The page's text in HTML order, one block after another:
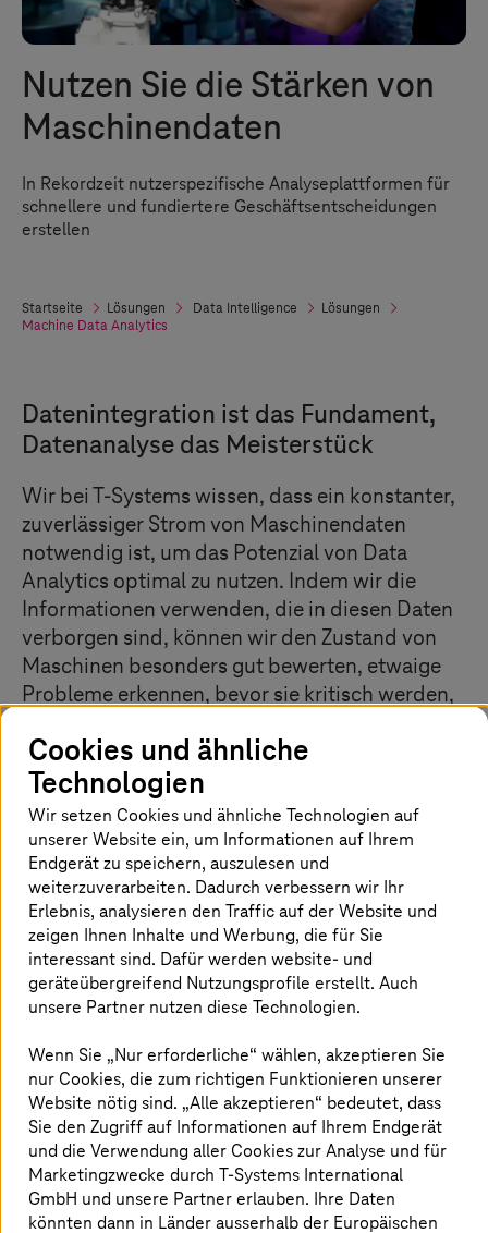
Nutzen Sie die Stärken von
Maschinendaten
In Rekordzeit nutzerspezifische Analyseplattformen für
schnellere und fundiertere Geschäftsentscheidungen
erstellen
Startseite Lösungen Data Intelligence
Lösungen
Machine Data Analytics
Datenintegration ist das Fundament,
Datenanalyse das Meisterstück
Wir bei T-Systems wissen, dass ein konstanter,
zuverlässiger Strom von Maschinendaten
notwendig ist, um das Potenzial von Data
Analytics optimal zu nutzen. Indem wir die
Informationen verwenden, die in diesen Daten
verborgen sind, können wir den Zustand von
Maschinen besonders gut bewerten, etwaige
Probleme erkennen, bevor sie kritisch werden,
optimieren.
Schneller Aufbau von Machine-Data-
Plattformen mit den
Lösungsbausteinen vonT-Systems
T-Systemshat ein umfassendes Toolkit entwickelt, mit
dem Unternehmen schnell Plattformen für
Maschinendaten aufbauen können. Mit den sofort
Datenintegration zu einem nahtlosen Prozess, sodass
sich die Teams darauf konzentrieren können,
branchenspezifische Analyseanwendungen zu
entwickeln. Dank der Kombination von unserem Toolkit
und Fachwissen in puncto Daten und KI können wir Ihnen
bei Folgendem helfen:
Optimierung von Maschinenleistungen
Cookies und ähnliche
Technologien
Wir setzen Cookies und ähnliche Technologien auf
unserer Website ein, um Informationen auf Ihrem
Endgerät zu speichern, auszulesen und
weiterzuverarbeiten. Dadurch verbessern wir Ihr
Erlebnis, analysieren den Traffic auf der Website und
zeigen Ihnen Inhalte und Werbung, die für Sie
interessant sind. Dafür werden website- und
geräteübergreifend Nutzungsprofile erstellt. Auch
unsere Partner nutzen diese Technologien.
Wenn Sie „Nur erforderliche“ wählen, akzeptieren Sie
nur Cookies, die zum richtigen Funktionieren unserer
Website nötig sind. „Alle akzeptieren“ bedeutet, dass
Sie den Zugriff auf Informationen auf Ihrem Endgerät
und die Verwendung aller Cookies zur Analyse und für
Marketingzwecke durchT-Systems International
GmbH und unsere Partner erlauben. Ihre Daten
könnten dann in Länder ausserhalb der Europäischen